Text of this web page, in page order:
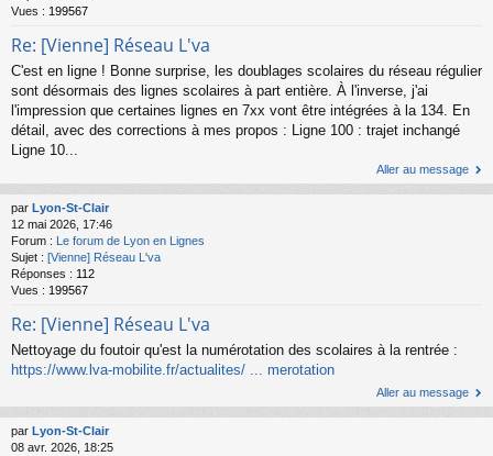
Vues : 199567
Re: [Vienne] Réseau L'va
C'est en ligne ! Bonne surprise, les doublages scolaires du réseau régulier
sont désormais des lignes scolaires à part entière. À l'inverse, j'ai
l'impression que certaines lignes en 7xx vont être intégrées à la 134. En
détail, avec des corrections à mes propos : Ligne 100 : trajet inchangé
Ligne 10...
Aller au message
par Lyon-St-Clair
12 mai 2026, 17:46
Forum :
Le forum de Lyon en Lignes
Sujet : [Vienne] Réseau L'va
Réponses : 112
Vues : 199567
Re: [Vienne] Réseau L'va
Nettoyage du foutoir qu'est la numérotation des scolaires à la rentrée :
https://www.lva-mobilite.fr/actualites/ ... merotation
Aller au message
par Lyon-St-Clair
08 avr. 2026, 18:25